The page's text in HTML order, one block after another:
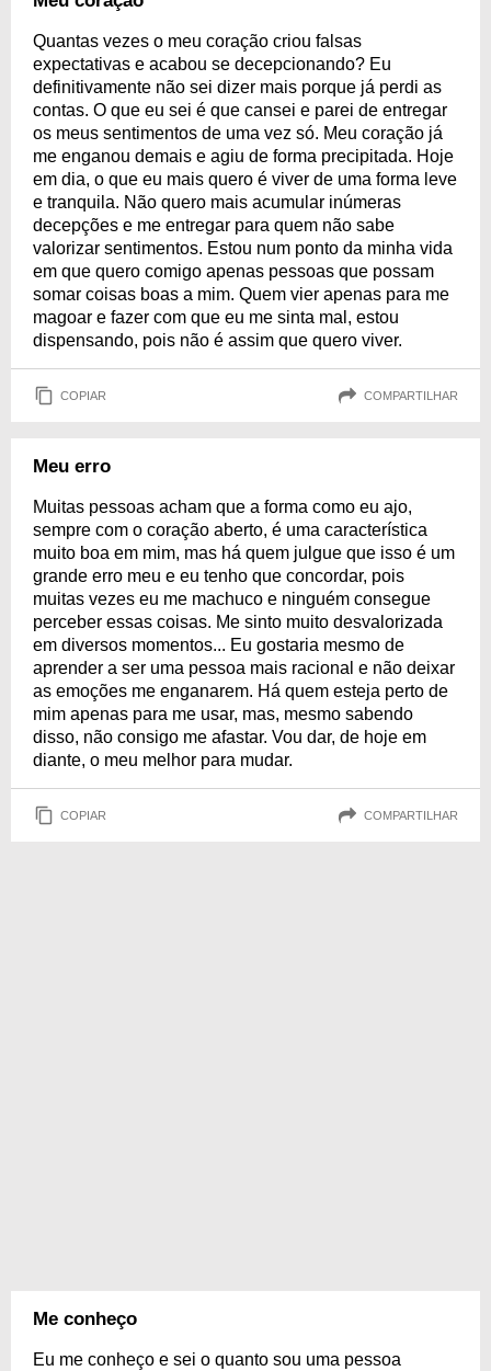
Quantas vezes o meu coração criou falsas
expectativas e acabou se decepcionando? Eu
definitivamente não sei dizer mais porque já perdi as
contas. O que eu sei é que cansei e parei de entregar
os meus sentimentos de uma vez só. Meu coração já
me enganou demais e agiu de forma precipitada. Hoje
em dia, o que eu mais quero é viver de uma forma leve
e tranquila. Não quero mais acumular inúmeras
decepções e me entregar para quem não sabe
valorizar sentimentos. Estou num ponto da minha vida
em que quero comigo apenas pessoas que possam
somar coisas boas a mim. Quem vier apenas para me
magoar e fazer com que eu me sinta mal, estou
dispensando, pois não é assim que quero viver.
COPIAR COMPARTILHAR
Meu erro
Muitas pessoas acham que a forma como eu ajo,
sempre com o coração aberto, é uma característica
muito boa em mim, mas há quem julgue que isso é um
grande erro meu e eu tenho que concordar, pois
muitas vezes eu me machuco e ninguém consegue
perceber essas coisas. Me sinto muito desvalorizada
em diversos momentos... Eu gostaria mesmo de
aprender a ser uma pessoa mais racional e não deixar
as emoções me enganarem. Há quem esteja perto de
mim apenas para me usar, mas, mesmo sabendo
disso, não consigo me afastar. Vou dar, de hoje em
diante, o meu melhor para mudar.
COPIAR COMPARTILHAR
Me conheço
Eu me conheço e sei o quanto sou uma pessoa